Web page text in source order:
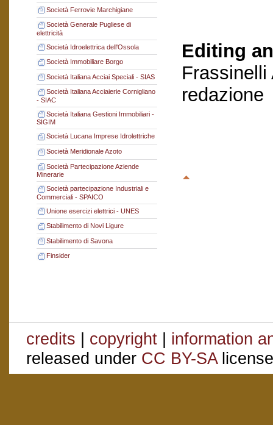
Società Ferrovie Marchigiane
Società Generale Pugliese di
elettricità
Società Idroelettrica dell'Ossola
Società Immobiliare Borgo
Società Italiana Acciai Speciali - SIAS
Società Italiana Acciaierie Cornigliano
- SIAC
Società Italiana Gestioni Immobiliari -
SIGIM
Società Lucana Imprese Idrolettriche
Società Meridionale Azoto
Società Partecipazione Aziende
Minerarie
Società partecipazione Industriali e
Commerciali - SPAICO
Unione esercizi elettrici - UNES
Stabilimento di Novi Ligure
Stabilimento di Savona
Finsider
Editing
Frassinelli
redazione
credits | copyright | information
released under CC BY-SA